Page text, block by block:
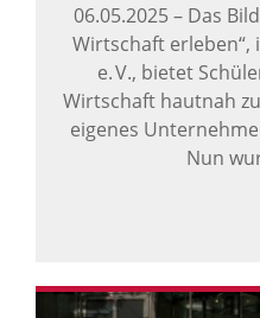
06.05.2025– Das
Wirtschaft
e. V., bietet
Wirtschaft hautnah
eigenes
Nun